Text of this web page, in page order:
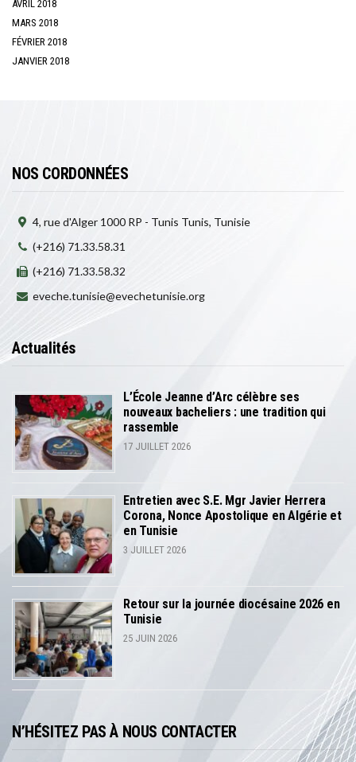
AVRIL 2018
MARS 2018
FÉVRIER 2018
JANVIER 2018
NOS CORDONNÉES
4, rue d'Alger 1000 RP - Tunis Tunis, Tunisie
(+216) 71.33.58.31
(+216) 71.33.58.32
eveche.tunisie@evechetunisie.org
Actualités
L’École Jeanne d’Arc célèbre ses
nouveaux bacheliers : une tradition qui
rassemble
17 JUILLET 2026
Entretien avec S.E. Mgr Javier Herrera
Corona, Nonce Apostolique en Algérie et
en Tunisie
3 JUILLET 2026
Retour sur la journée diocésaine 2026 en
Tunisie
25 JUIN 2026
N’HÉSITEZ PAS À NOUS CONTACTER